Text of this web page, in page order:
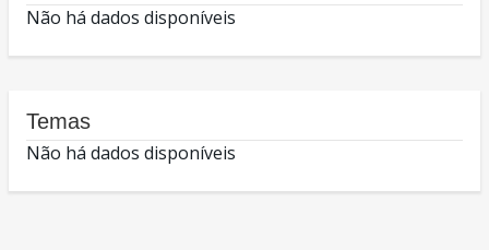
Não há dados disponíveis
Temas
Não há dados disponíveis